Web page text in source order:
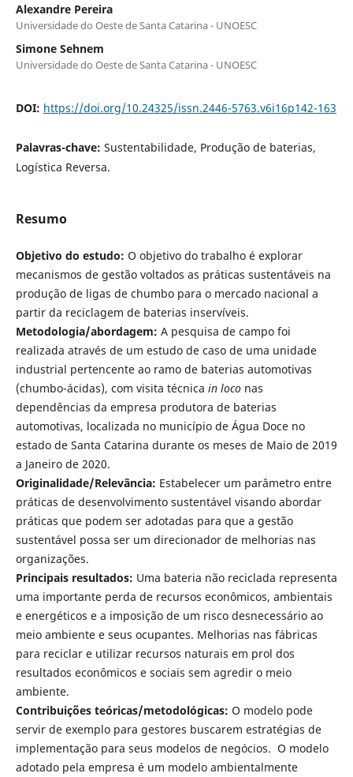
Alexandre Pereira
Universidade do Oeste de Santa Catarina - UNOESC
Simone Sehnem
Universidade do Oeste de Santa Catarina - UNOESC
DOI: https://doi.org/10.24325/issn.2446-5763.v6i16p142-163
Palavras-chave: Sustentabilidade, Produção de baterias,
Logística Reversa.
Resumo
Objetivo do estudo: O objetivo do trabalho é explorar
mecanismos de gestão voltados as práticas sustentáveis na
produção de ligas de chumbo para o mercado nacional a
partir da reciclagem de baterias inservíveis.
Metodologia/abordagem: A pesquisa de campo foi
realizada através de um estudo de caso de uma unidade
industrial pertencente ao ramo de baterias automotivas
(chumbo-ácidas), com visita técnica in loconas
dependências da empresa produtora de baterias
automotivas, localizada no município de Água Doce no
estado de Santa Catarina durante os meses de Maio de 2019
a Janeiro de 2020.
Originalidade/Relevância: Estabelecer um parâmetro entre
práticas de desenvolvimento sustentável visando abordar
práticas que podem ser adotadas para que a gestão
sustentável possa ser um direcionador de melhorias nas
organizações.
Principais resultados: Uma bateria não reciclada representa
uma importante perda de recursos econômicos, ambientais
e energéticos e a imposição de um risco desnecessário ao
meio ambiente e seus ocupantes. Melhorias nas fábricas
para reciclar e utilizar recursos naturais em prol dos
resultados econômicos e sociais sem agredir o meio
ambiente.
Contribuições teóricas/metodológicas: O modelo pode
servir de exemplo para gestores buscarem estratégias de
implementação para seus modelos de negócios. O modelo
adotado pela empresa é um modelo ambientalmente